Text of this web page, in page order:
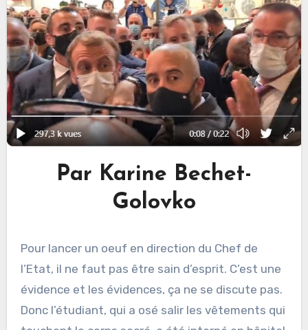
Par Karine Bechet-
Golovko
Pour lancer un oeuf en direction du Chef de
l’Etat, il ne faut pas être sain d’esprit. C’est une
évidence et les évidences, ça ne se discute pas.
Donc l’étudiant, qui a osé salir les vêtements qui